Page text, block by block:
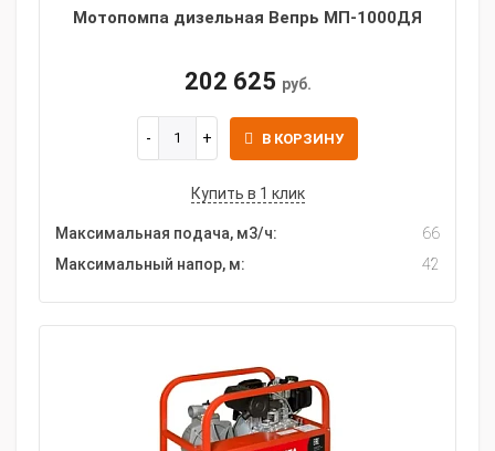
Мотопомпа дизельная Вепрь МП-1000ДЯ
202 625 руб.
В КОРЗИНУ
Купить в 1 клик
Максимальная подача, м3/ч:
66
Максимальный напор, м:
42